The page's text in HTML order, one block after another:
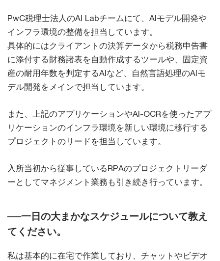
PwC税理士法人のAI Labチームにて、AIモデル開発や
インフラ環境の整備を担当しています。
具体的にはクライアントの決算データから税務申告書
に添付する財務諸表を自動作成するツールや、固定資
産の耐用年数を判定するAIなど、自然言語処理のAIモ
デル開発をメインで担当しています。
また、上記のアプリケーションやAI-OCRを使ったアプ
リケーションのインフラ環境を新しい環境に移行する
プロジェクトのリードを担当しています。
入所当初から従事しているRPAのプロジェクトリーダ
ーとしてマネジメント業務も引き続き行っています。
──一日の大まかなスケジュールについて教え
てください。
私は基本的に在宅で作業しており、チャットやビデオ